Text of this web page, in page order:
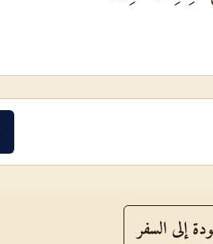
إلى السفر